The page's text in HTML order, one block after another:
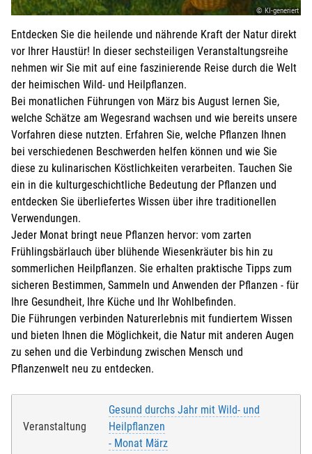
Weitere Angaben, die Sie der KEB mitteilen möchten:
Beachten Sie hierzu evtl. das FeldANMELDUNGin der
Veranstaltungsbeschreibung oben.
Weitere Personen (ab 15 Jahren)
für die weiteren Personen übernimmt der Anmelder die
Kosten
Ich melde weitere Personen an (ab 15 Jahren)
Bei Veranstaltungen mit Kindern:
Kind mit anmelden
© KI-generiert
Entdecken Sie die heilende und nährende Kraft der Natur direkt
vor Ihrer Haustür! In dieser sechsteiligen Veranstaltungsreihe
nehmen wir Sie mit auf eine faszinierende Reise durch die Welt
der heimischen Wild- und Heilpflanzen.
Bei monatlichen Führungen von März bis August lernen Sie,
welche Schätze am Wegesrand wachsen und wie bereits unsere
Vorfahren diese nutzten. Erfahren Sie, welche Pflanzen Ihnen
bei verschiedenen Beschwerden helfen können und wie Sie
diese zu kulinarischen Köstlichkeiten verarbeiten. Tauchen Sie
ein in die kulturgeschichtliche Bedeutung der Pflanzen und
entdecken Sie überliefertes Wissen über ihre traditionellen
Verwendungen.
Jeder Monat bringt neue Pflanzen hervor: vom zarten
Frühlingsbärlauch über blühende Wiesenkräuter bis hin zu
sommerlichen Heilpflanzen. Sie erhalten praktische Tipps zum
sicheren Bestimmen, Sammeln und Anwenden der Pflanzen - für
Ihre Gesundheit, Ihre Küche und Ihr Wohlbefinden.
Die Führungen verbinden Naturerlebnis mit fundiertem Wissen
und bieten Ihnen die Möglichkeit, die Natur mit anderen Augen
zu sehen und die Verbindung zwischen Mensch und
Pflanzenwelt neu zu entdecken.
Veranstaltung
Gesund durchs Jahr mit Wild- und
Heilpflanzen
- Monat März